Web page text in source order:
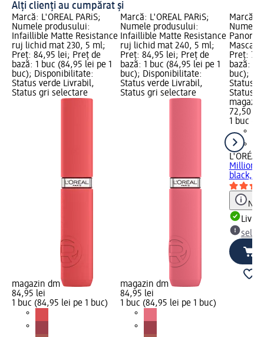
Alți clienți au cumpărat și
Marcă: L'ORÉAL PARiS;
Numele produsului:
Infaillible Matte Resistance
ruj lichid mat 230, 5 ml;
Preț: 84,95 lei; Preț de
bază: 1 buc (84,95 lei pe 1
buc); Disponibilitate:
Status verde Livrabil,
Status gri selectare
magazin dm
84,95 lei
1 buc (84,95 lei pe 1 buc)
Marcă: L'ORÉAL PARiS;
Numele produsului:
Infaillible Matte Resistance
ruj lichid mat 240, 5 ml;
Preț: 84,95 lei; Preț de
bază: 1 buc (84,95 lei pe 1
buc); Disponibilitate:
Status verde Livrabil,
Status gri selectare
magazin dm
84,95 lei
1 buc (84,95 lei pe 1 buc)
Marcă:
Numele
Preț:
bază: 1
buc);
Status
Status
72,50 lei
1 buc
L'ORÉAL
Million
black,
Notă